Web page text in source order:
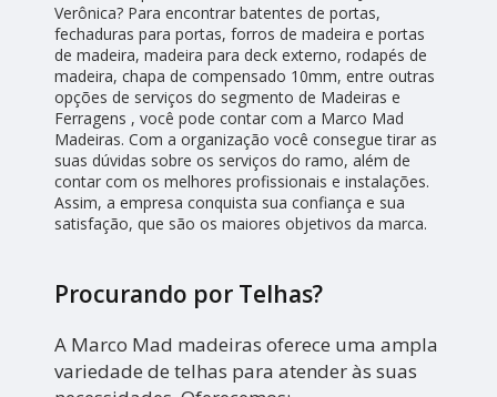
Verônica? Para encontrar batentes de portas,
fechaduras para portas, forros de madeira e portas
de madeira, madeira para deck externo, rodapés de
madeira, chapa de compensado 10mm, entre outras
opções de serviços do segmento de Madeiras e
Ferragens , você pode contar com a Marco Mad
Madeiras. Com a organização você consegue tirar as
suas dúvidas sobre os serviços do ramo, além de
contar com os melhores profissionais e instalações.
Assim, a empresa conquista sua confiança e sua
satisfação, que são os maiores objetivos da marca.
Procurando por Telhas?
A Marco Mad madeiras oferece uma ampla
variedade de telhas para atender às suas